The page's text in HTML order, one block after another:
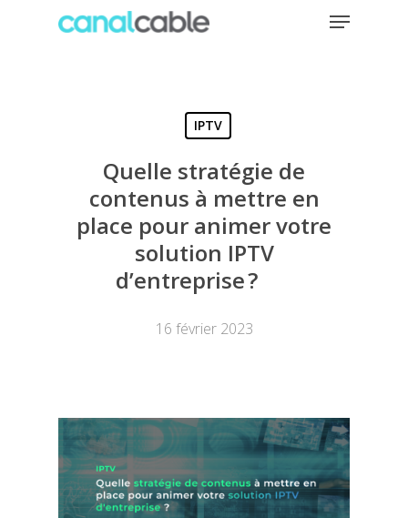
Menu
IPTV
Quelle stratégie de
contenus à mettre en
place pour animer votre
solution IPTV
d’entreprise ?
16 février 2023